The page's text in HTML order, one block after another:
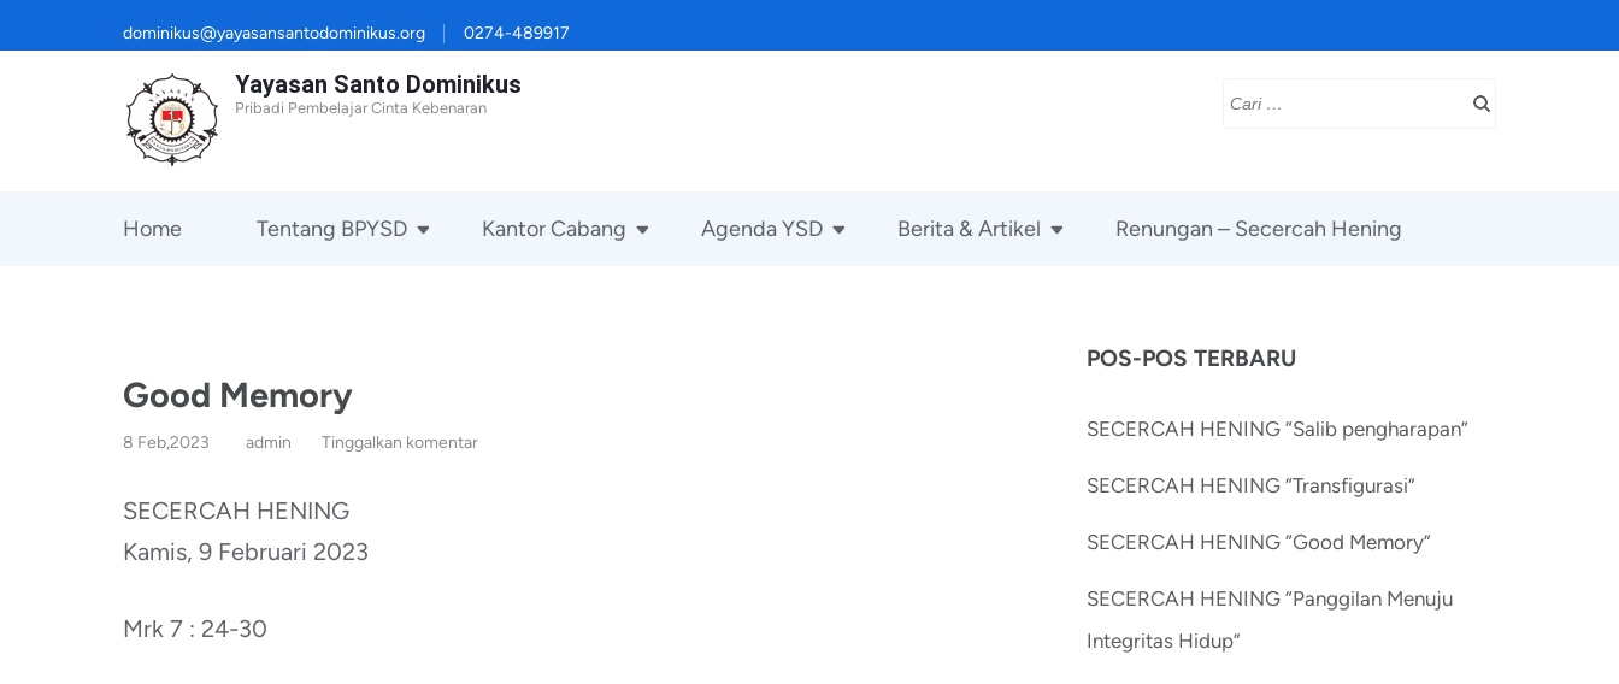
ke
dominikus@yayasansantodominikus.org 0274-489917
Yayasan Santo Dominikus
Pribadi Pembelajar Cinta Kebenaran
Cari
Home Tentang BPYSD Kantor Cabang Agenda YSD Berita & Artikel Renungan – Secercah Hening
Good Memory
8 Feb,2023 admin Tinggalkan komentar
SECERCAH HENING
Kamis, 9 Februari 2023
Mrk 7 : 24-30
POS-POS TERBARU
SECERCAH HENING “Salib pengharapan”
SECERCAH HENING “Transfigurasi”
SECERCAH HENING “Good Memory”
SECERCAH HENING “Panggilan Menuju
Integritas Hidup”